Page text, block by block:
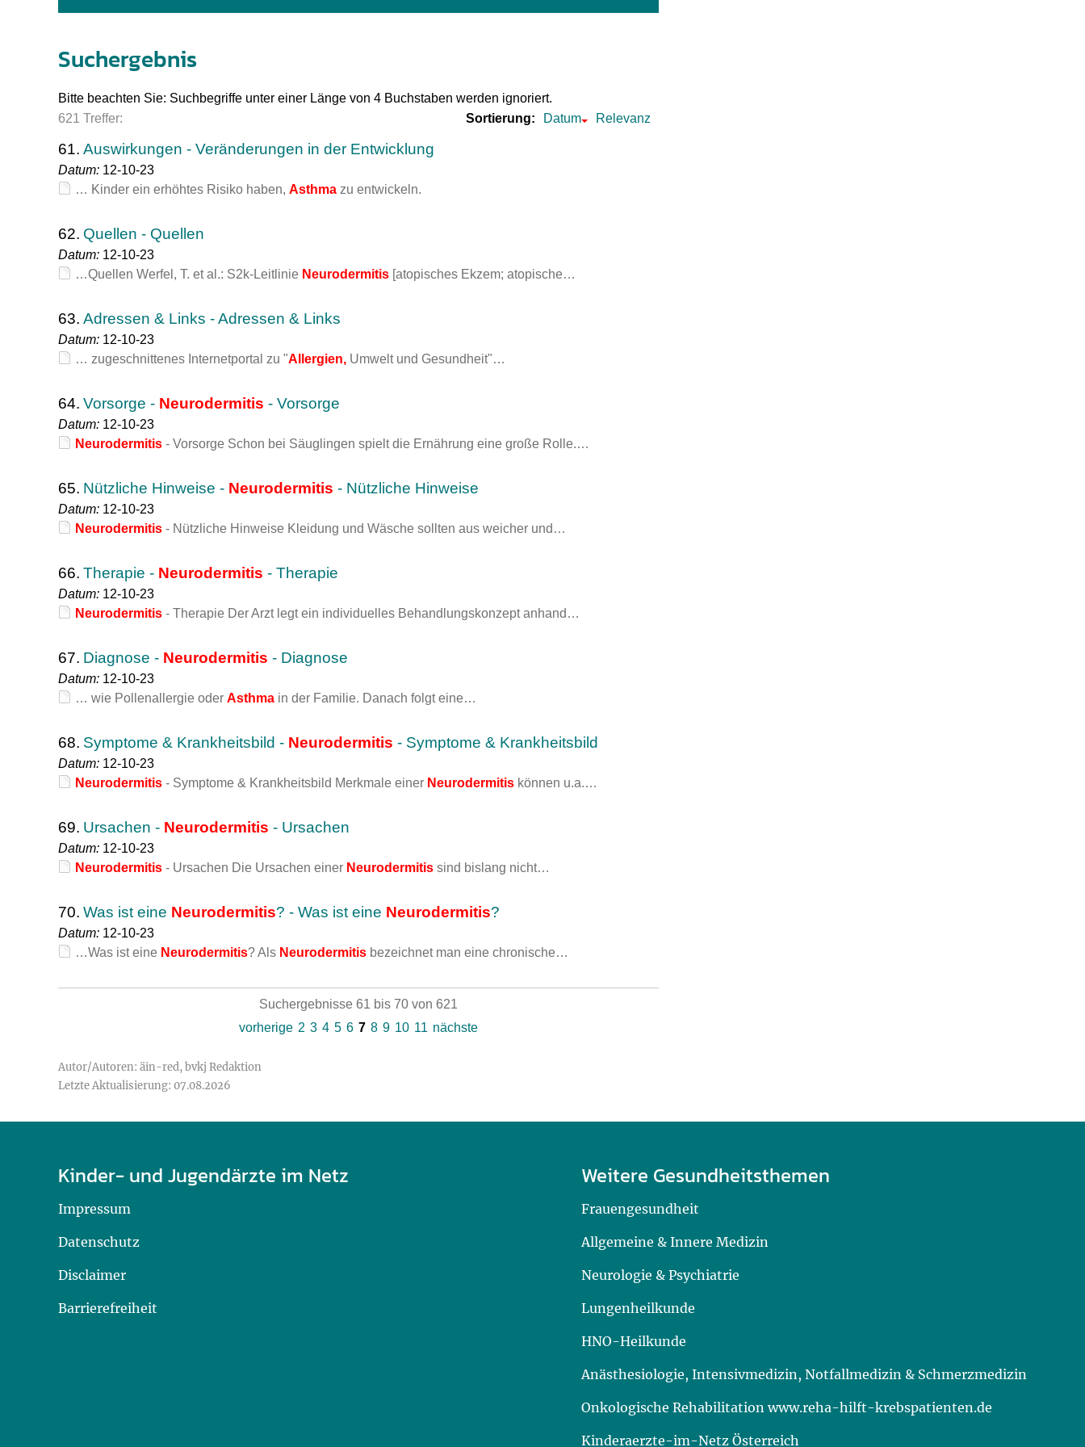
Impfsicherheit
Recht auf Impfung
Vorsorge- und Impferinnerung
Notdienste
Empfehlungen zum Bildschirmmediengebrauch
Material zu den Vorsorgen
Entwicklungskalender
Broschüren und Informationsflyer
Suchergebnis
Bitte beachten Sie: Suchbegriffe unter einer Länge von 4 Buchstaben werden ignoriert.
621 Treffer:
Sortierung: Datum Relevanz
61. Auswirkungen - Veränderungen in der Entwicklung
Datum: 12-10-23
… Kinder ein erhöhtes Risiko haben, Asthma zu entwickeln.
62. Quellen - Quellen
Datum: 12-10-23
…Quellen Werfel, T. et al.: S2k-Leitlinie Neurodermitis [atopisches Ekzem; atopische…
63. Adressen & Links - Adressen & Links
Datum: 12-10-23
… zugeschnittenes Internetportal zu "Allergien, Umwelt und Gesundheit"…
64. Vorsorge - Neurodermitis - Vorsorge
Datum: 12-10-23
Neurodermitis - Vorsorge Schon bei Säuglingen spielt die Ernährung eine große Rolle.…
65. Nützliche Hinweise - Neurodermitis - Nützliche Hinweise
Datum: 12-10-23
Neurodermitis - Nützliche Hinweise Kleidung und Wäsche sollten aus weicher und…
66. Therapie - Neurodermitis - Therapie
Datum: 12-10-23
Neurodermitis - Therapie Der Arzt legt ein individuelles Behandlungskonzept anhand…
67. Diagnose - Neurodermitis - Diagnose
Datum: 12-10-23
… wie Pollenallergie oder Asthma in der Familie. Danach folgt eine…
68. Symptome & Krankheitsbild - Neurodermitis - Symptome & Krankheitsbild
Datum: 12-10-23
Neurodermitis - Symptome & Krankheitsbild Merkmale einer Neurodermitis können u.a.…
69. Ursachen - Neurodermitis - Ursachen
Datum: 12-10-23
Neurodermitis - Ursachen Die Ursachen einer Neurodermitis sind bislang nicht…
70. Was ist eine Neurodermitis? - Was ist eine Neurodermitis?
Datum: 12-10-23
…Was ist eine Neurodermitis? Als Neurodermitis bezeichnet man eine chronische…
Suchergebnisse 61 bis 70 von 621
vorherige 2 3 4 5 6 7 8 9 10 11 nächste
Autor/Autoren: äin-red, bvkj Redaktion
Letzte Aktualisierung: 07.08.2026
Kinder- und Jugendärzte im Netz
Impressum
Datenschutz
Disclaimer
Barrierefreiheit
Weitere Gesundheitsthemen
Frauengesundheit
Allgemeine & Innere Medizin
Neurologie & Psychiatrie
Lungenheilkunde
HNO-Heilkunde
Anästhesiologie, Intensivmedizin, Notfallmedizin & Schmerzmedizin
Onkologische Rehabilitation www.reha-hilft-krebspatienten.de
Kinderaerzte-im-Netz Österreich